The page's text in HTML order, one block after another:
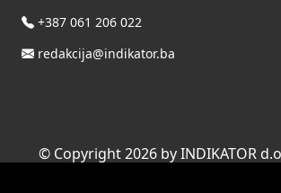
+387 061 206 022
redakcija@indikator.ba
© Copyright 2026 by INDIKATOR